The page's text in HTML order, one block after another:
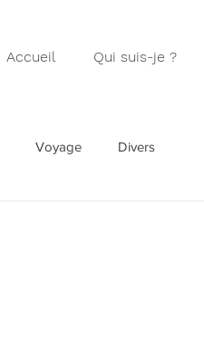
Accueil Qui suis-je ?
Voyage Divers